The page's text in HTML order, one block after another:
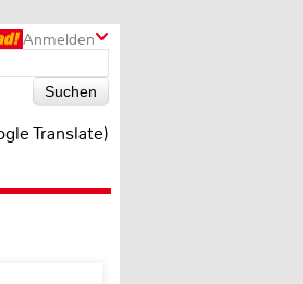
Anmelden
Translate)